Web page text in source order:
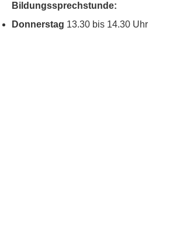
Bildungssprechstunde:
Donnerstag 13.30 bis 14.30 Uhr